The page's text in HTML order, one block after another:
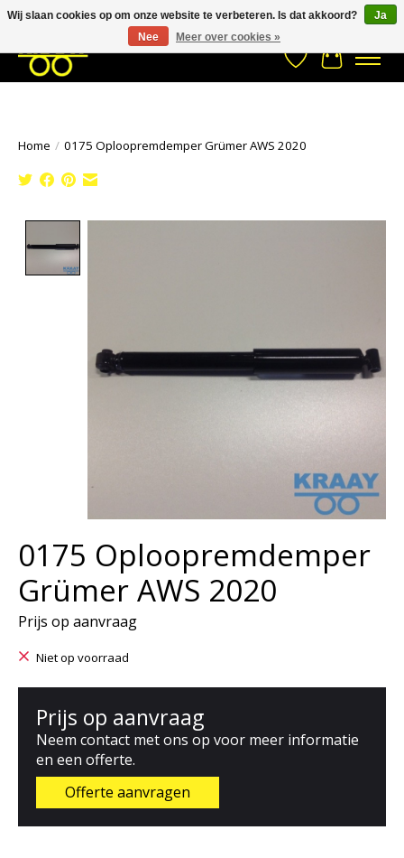
033- 2470 538 info@kraaybv.com Stuur een Whatsapp bericht
Verlanglijst
Home / 0175 Oploopremdemper Grümer AWS 2020
0175 Oploopremdemper
Grümer AWS 2020
Prijs op aanvraag
Niet op voorraad
Prijs op aanvraag
Neem contact met ons op voor meer informatie
en een offerte.
Offerte aanvragen
Wij slaan cookies op om onze website te verbeteren. Is dat akkoord?
Ja
Nee
Meer over cookies »